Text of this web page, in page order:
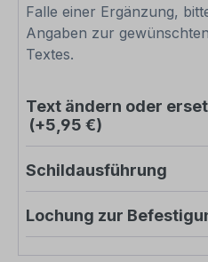
Falle einer Ergänzung,
Angaben zur
Textes.
Text ändern oder
(+5,95 €)
Schildausführung
Lochung zur